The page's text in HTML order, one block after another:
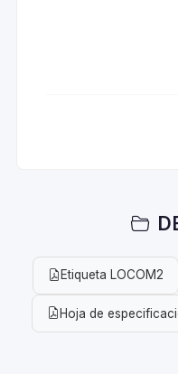
Etiqueta LOCOM2
Hoja de